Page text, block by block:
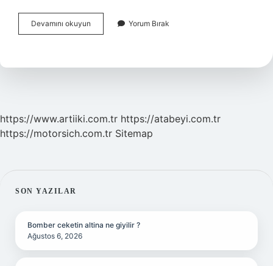
Devamını okuyun Monsters
Ne
Yorum Bırak
https://www.artiiki.com.tr https://atabeyi.com.tr
https://motorsich.com.tr Sitemap
SIDEBAR
SON YAZILAR
Bomber ceketin altina ne giyilir ?
Ağustos 6, 2026